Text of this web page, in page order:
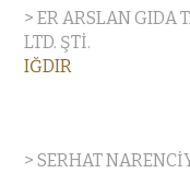
> ER ARSLAN GIDA
LTD. ŞTİ.
IĞDIR
> SERHAT